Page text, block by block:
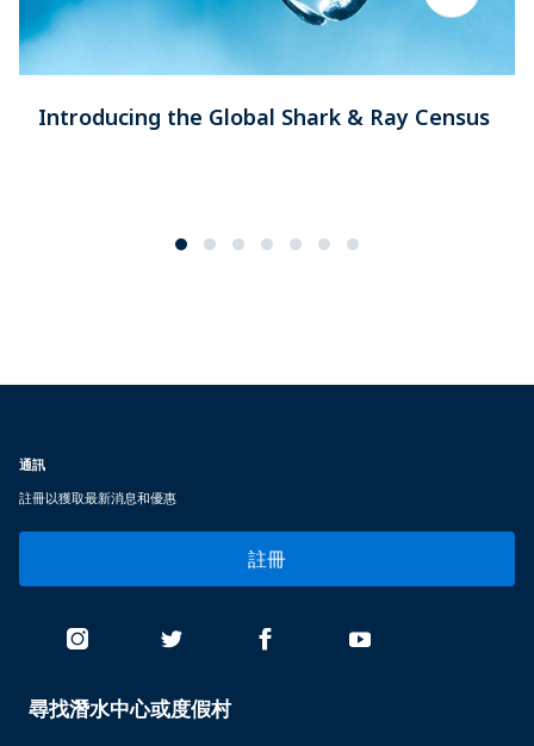
Introducing the Global Shark & Ray Census​
通訊
註冊以獲取最新消息和優惠
註冊
PADI
尋找潛水中心或度假村